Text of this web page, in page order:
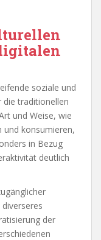
soziale und
die traditionellen
und Weise, wie
und konsumieren,
in Bezug
deutlich
der